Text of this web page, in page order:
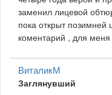
заменил лицевой
пока открыт
коментарий , для
ВиталикМ
Заглянувший